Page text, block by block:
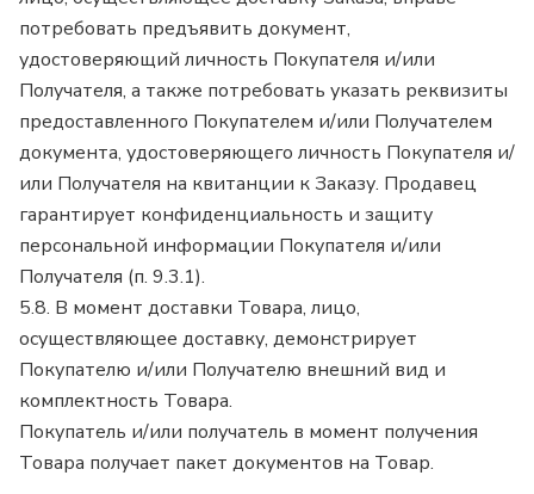
потребовать предъявить документ,
удостоверяющий личность Покупателя и/или
Получателя, а также потребовать указать реквизиты
предоставленного Покупателем и/или Получателем
документа, удостоверяющего личность Покупателя и/
или Получателя на квитанции к Заказу. Продавец
гарантирует конфиденциальность и защиту
персональной информации Покупателя и/или
Получателя (п. 9.3.1).
5.8. В момент доставки Товара, лицо,
осуществляющее доставку, демонстрирует
Покупателю и/или Получателю внешний вид и
комплектность Товара.
Покупатель и/или получатель в момент получения
Товара получает пакет документов на Товар.